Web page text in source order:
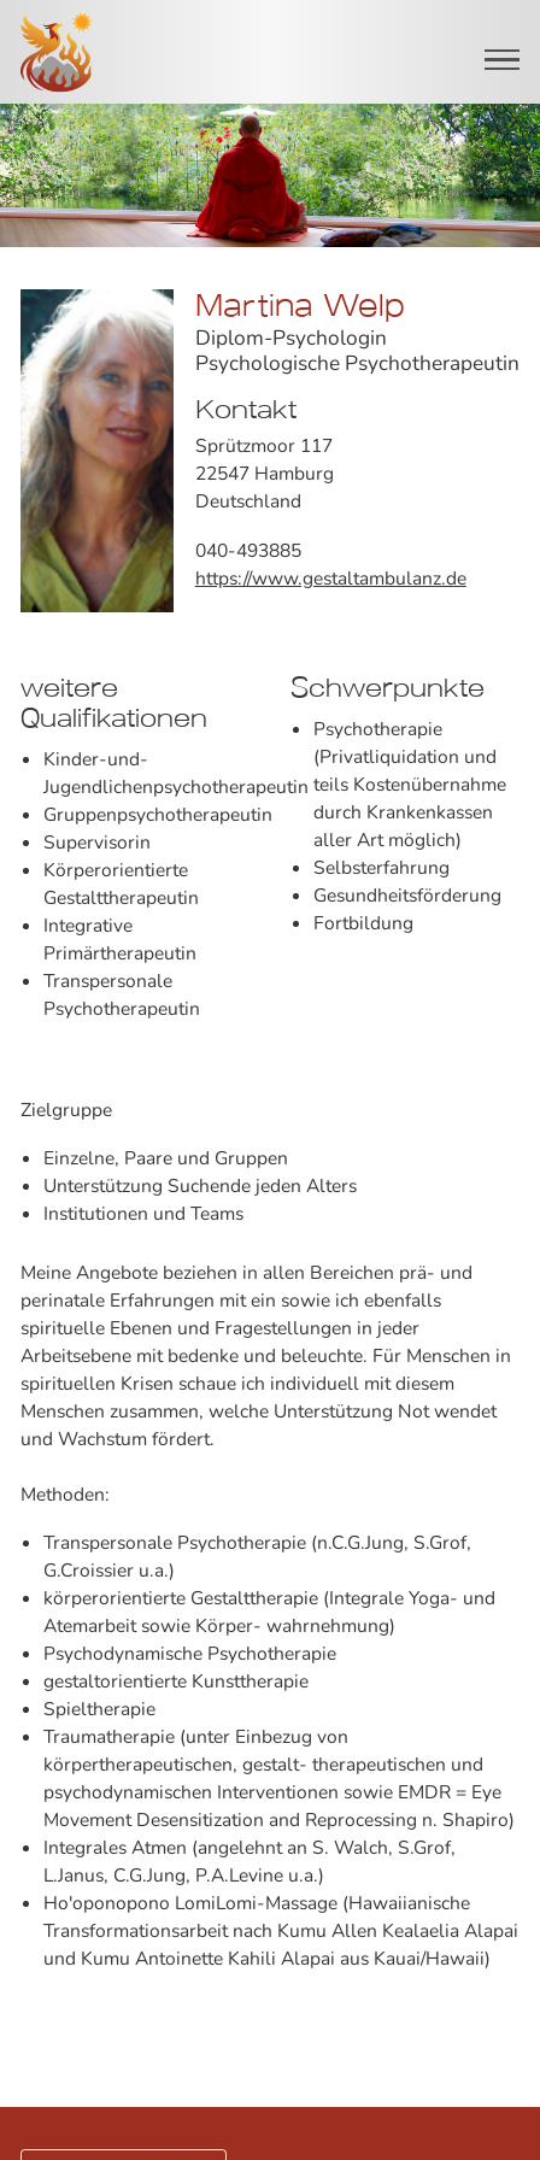
Startseite
Martina Welp
Diplom-Psychologin
Psychologische Psychotherapeutin
Kontakt
Sprützmoor 117
22547 Hamburg
Deutschland
040-493885
https://www.gestaltambulanz.de
weitere
Qualifikationen
Kinder-und-
Jugendlichenpsychotherapeutin
Gruppenpsychotherapeutin
Supervisorin
Körperorientierte
Gestalttherapeutin
Integrative
Primärtherapeutin
Transpersonale
Psychotherapeutin
Schwerpunkte
Psychotherapie
(Privatliquidation und
teils Kostenübernahme
durch Krankenkassen
aller Art möglich)
Selbsterfahrung
Gesundheitsförderung
Fortbildung
Zielgruppe
Einzelne, Paare und Gruppen
Unterstützung Suchende jeden Alters
Institutionen und Teams
Meine Angebote beziehen in allen Bereichen prä- und
perinatale Erfahrungen mit ein sowie ich ebenfalls
spirituelle Ebenen und Fragestellungen in jeder
Arbeitsebene mit bedenke und beleuchte. Für Menschen in
spirituellen Krisen schaue ich individuell mit diesem
Menschen zusammen, welche Unterstützung Not wendet
und Wachstum fördert.
Methoden:
Transpersonale Psychotherapie (n.C.G.Jung, S.Grof,
G.Croissier u.a.)
körperorientierte Gestalttherapie (Integrale Yoga- und
Atemarbeit sowie Körper- wahrnehmung)
Psychodynamische Psychotherapie
gestaltorientierte Kunsttherapie
Spieltherapie
Traumatherapie (unter Einbezug von
körpertherapeutischen, gestalt- therapeutischen und
psychodynamischen Interventionen sowie EMDR = Eye
Movement Desensitization and Reprocessing n. Shapiro)
Integrales Atmen (angelehnt an S. Walch, S.Grof,
L.Janus, C.G.Jung, P.A.Levine u.a.)
Ho'oponopono LomiLomi-Massage (Hawaiianische
Transformationsarbeit nach Kumu Allen Kealaelia Alapai
und Kumu Antoinette Kahili Alapai aus Kauai/Hawaii)